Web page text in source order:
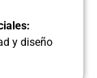
y diseño